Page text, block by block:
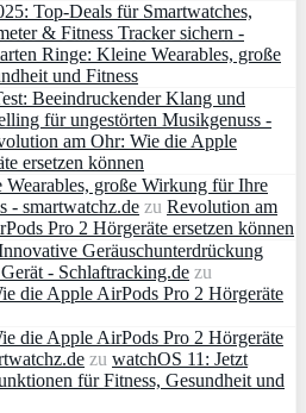
Top-Deals für Smartwatches,
& Fitness Tracker sichern -
Ringe: Kleine Wearables, große
und Fitness
Beeindruckender Klang und
für ungestörten Musikgenuss -
am Ohr: Wie die Apple
ersetzen können
Wearables, große Wirkung für Ihre
- smartwatchz.de zu Revolution am
Pro 2 Hörgeräte ersetzen können
Geräuschunterdrückung
- Schlaftracking.de zu
die Apple AirPods Pro 2 Hörgeräte
die Apple AirPods Pro 2 Hörgeräte
zu watchOS 11: Jetzt
für Fitness, Gesundheit und